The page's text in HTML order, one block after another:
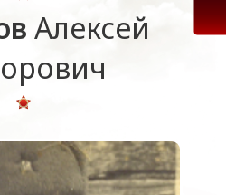
Алексей